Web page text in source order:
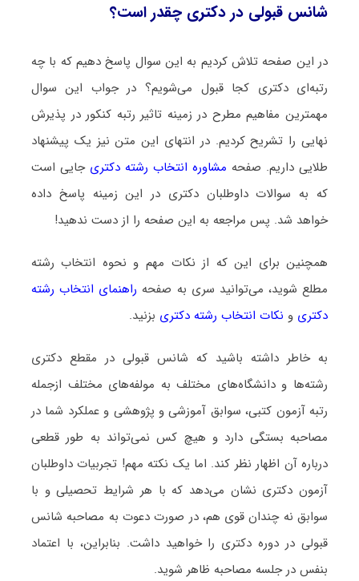
شانس قبولی در دکتری چقدر است؟
در این صفحه تلاش کردیم به این سوال پاسخ دهیم که با چه
رتبه‌ای دکتری کجا قبول می‌شویم؟ در جواب این سوال
مهمترین مفاهیم مطرح در زمینه تاثیر رتبه کنکور در پذیرش
نهایی را تشریح کردیم. در انتهای این متن نیز یک پیشنهاد
طلایی داریم. صفحه مشاوره انتخاب رشته دکتری جایی است
که به سوالات داوطلبان دکتری در این زمینه پاسخ داده
خواهد شد. پس مراجعه به این صفحه را از دست ندهید!
همچنین برای این که از نکات مهم و نحوه انتخاب رشته
مطلع شوید، می‌توانید سری به صفحه راهنمای انتخاب رشته
دکتری و نکات انتخاب رشته دکتری بزنید.
به خاطر داشته باشید که شانس قبولی در مقطع دکتری
رشته‌ها و دانشگاه‌های مختلف به مولفه‌های مختلف ازجمله
رتبه آزمون کتبی، سوابق آموزشی و پژوهشی و عملکرد شما در
مصاحبه بستگی دارد و هیچ کس نمی‌تواند به طور قطعی
درباره آن اظهار نظر کند. اما یک نکته مهم! تجربیات داوطلبان
آزمون دکتری نشان می‌دهد که با هر شرایط تحصیلی و با
سوابق نه چندان قوی هم، در صورت دعوت به مصاحبه شانس
قبولی در دوره دکتری را خواهید داشت. بنابراین، با اعتماد
بنفس در جلسه مصاحبه ظاهر شوید.